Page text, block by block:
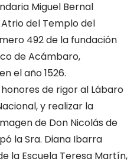
Miguel Bernal
del Templo del
492 de la fundación
de Acámbaro,
el año 1526.
de rigor al Lábaro
y realizar la
de Don Nicolás de
la Sra. Diana Ibarra
la Escuela Teresa Martín,